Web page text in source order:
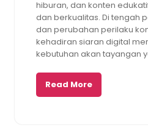
hiburan, dan konten
dan berkualitas. Di tengah
dan perubahan perilaku
kehadiran siaran digital
kebutuhan akan tayangan
Read More